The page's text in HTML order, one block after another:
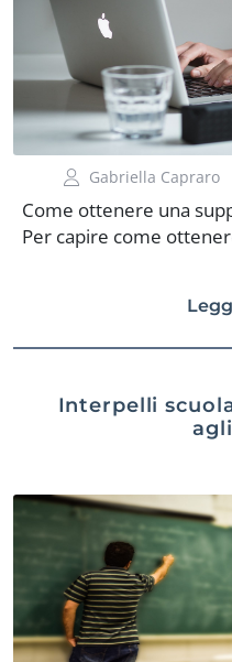
Gabriella Capraro
Come ottenere una
Per capire come
Interpelli